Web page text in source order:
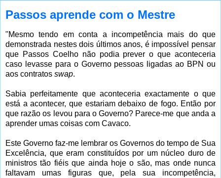
Passos aprende com o Mestre
"Mesmo tendo em conta a incompetência mais do que
demonstrada nestes dois últimos anos, é impossível pensar
que Passos Coelho não podia prever o que aconteceria
caso levasse para o Governo pessoas ligadas ao BPN ou
aos contratos swap.
Sabia perfeitamente que aconteceria exactamente o que
está a acontecer, que estariam debaixo de fogo. Então por
que razão os levou para o Governo? Parece-me que anda a
aprender umas coisas com Cavaco.
Este Governo faz-me lembrar os Governos do tempo de Sua
Excelência, que eram constituídos por um núcleo duro de
ministros tão fiéis que ainda hoje o são, mas onde nunca
faltavam umas figuras que, pela sua incompetência,